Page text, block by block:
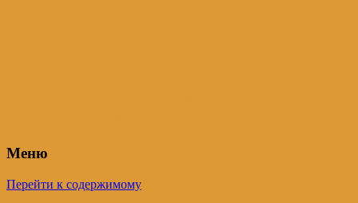
Меню
Перейти к содержимому